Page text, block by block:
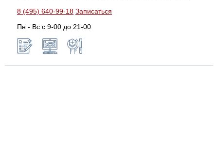
8 (495) 640-99-18 Записаться
Пн - Вс с 9-00 до 21-00